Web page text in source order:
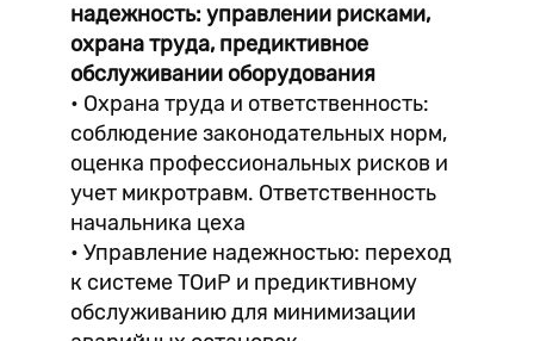
надежность: управлении рисками,
охрана труда, предиктивное
обслуживании оборудования
• Охрана труда и ответственность:
соблюдение законодательных норм,
оценка профессиональных рисков и
учет микротравм. Ответственность
начальника цеха
• Управление надежностью: переход
к системе ТОиР и предиктивному
обслуживанию для минимизации